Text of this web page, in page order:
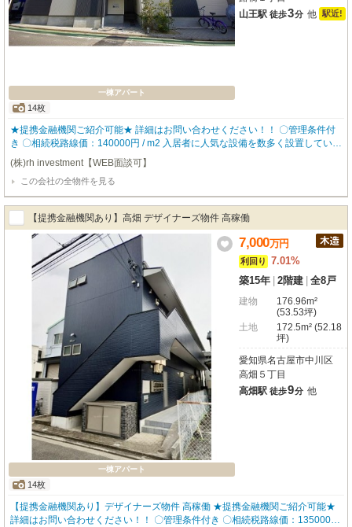
一棟アパート
14枚
山王駅 徒歩3分 他 駅近!
★提携金融機関ご紹介可能★ 詳細はお問い合わせください！！ 〇管理条件付
き 〇相続税路線価：140000円 / m2 入居者に人気な設備を数多く設置している
ので、入居率も高く どなたにも気に入って頂ける物件となっております。 ▼
物件仕様▼ ・ロフト ・バストイレ別 ・追い炊き機能 ・独立洗面台 ・TVモニ
タ付きインターホン 【robothomeグループ】 ・東証上場企業グループ会社 ・
仕入、設計、施工、販売、管理、ワンストップ ・金融機関のご相談も承りま
す。
(株)rh investment【WEB面談可】
この会社の全物件を見る
【提携金融機関あり】高畑 デザイナーズ物件 高稼働
一棟アパート
14枚
7,000万円
利回り
7.01%
築15年 2階建 全8戸
建物
176.96m²
(53.53坪)
土地
172.5m² (52.18
坪)
愛知県名古屋市中川区
高畑５丁目
高畑駅 徒歩9分 他
【提携金融機関あり】デザイナーズ物件 高稼働 ★提携金融機関ご紹介可能★
詳細はお問い合わせください！！ 〇管理条件付き 〇相続税路線価：135000円